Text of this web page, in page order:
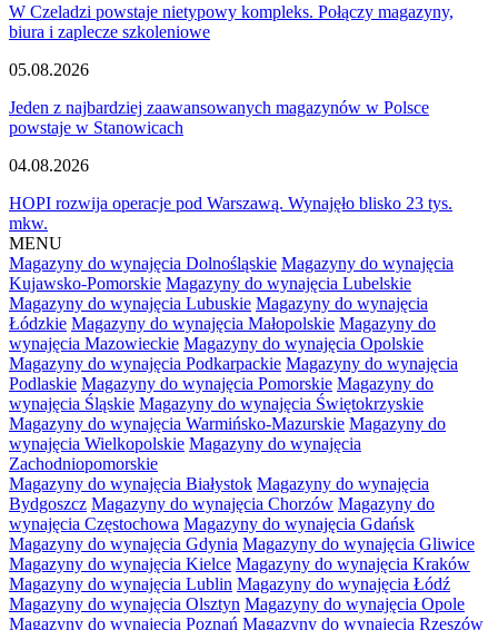
W Czeladzi powstaje nietypowy kompleks. Połączy magazyny,
biura i zaplecze szkoleniowe
05.08.2026
Jeden z najbardziej zaawansowanych magazynów w Polsce
powstaje w Stanowicach
04.08.2026
HOPI rozwija operacje pod Warszawą. Wynajęło blisko 23 tys.
mkw.
MENU
Magazyny do wynajęcia Dolnośląskie Magazyny do wynajęcia
Kujawsko-Pomorskie Magazyny do wynajęcia Lubelskie
Magazyny do wynajęcia Lubuskie Magazyny do wynajęcia
Łódzkie Magazyny do wynajęcia Małopolskie Magazyny do
wynajęcia Mazowieckie Magazyny do wynajęcia Opolskie
Magazyny do wynajęcia Podkarpackie Magazyny do wynajęcia
Podlaskie Magazyny do wynajęcia Pomorskie Magazyny do
wynajęcia Śląskie Magazyny do wynajęcia Świętokrzyskie
Magazyny do wynajęcia Warmińsko-Mazurskie Magazyny do
wynajęcia Wielkopolskie Magazyny do wynajęcia
Zachodniopomorskie
Magazyny do wynajęcia Białystok Magazyny do wynajęcia
Bydgoszcz Magazyny do wynajęcia Chorzów Magazyny do
wynajęcia Częstochowa Magazyny do wynajęcia Gdańsk
Magazyny do wynajęcia Gdynia Magazyny do wynajęcia Gliwice
Magazyny do wynajęcia Kielce Magazyny do wynajęcia Kraków
Magazyny do wynajęcia Lublin Magazyny do wynajęcia Łódź
Magazyny do wynajęcia Olsztyn Magazyny do wynajęcia Opole
Magazyny do wynajęcia Poznań Magazyny do wynajęcia Rzeszów